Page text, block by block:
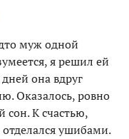
муж одной
я решил ей
она вдруг
Оказалось, ровно
сон. К счастью,
ушибами.